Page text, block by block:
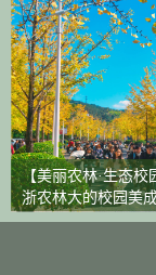
【美丽农林·生态校
浙农林大的校园美